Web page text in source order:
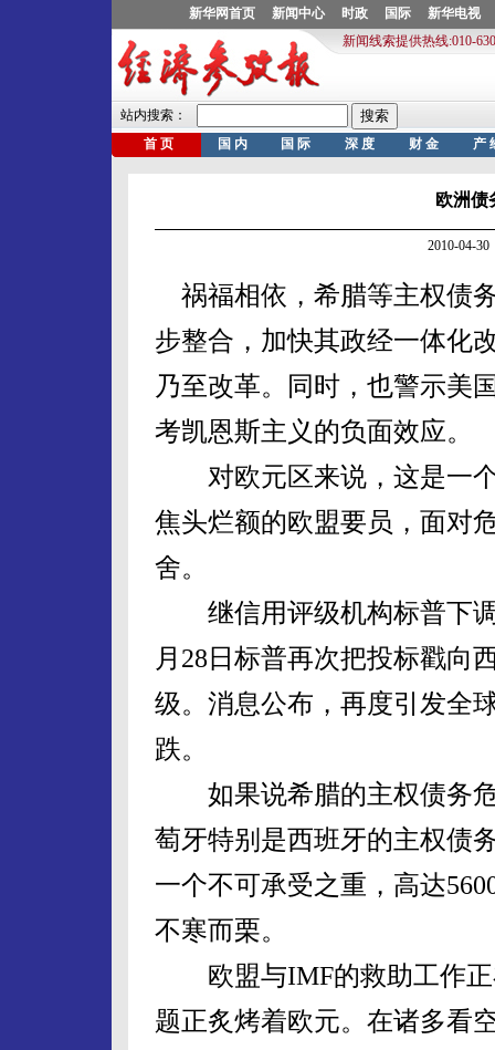
欧洲债
2010-04-
祸福相依，希腊等主权债
步整合，加快其政经一体化
乃至改革。同时，也警示美
考凯恩斯主义的负面效应。
对欧元区来说，这是一个
焦头烂额的欧盟要员，面对
舍。
继信用评级机构标普下调
月28日标普再次把投标戳
级。消息公布，再度引发全
跌。
如果说希腊的主权债务危
萄牙特别是西班牙的主权债
一个不可承受之重，高达
不寒而栗。
欧盟与IMF的救助工作正
题正炙烤着欧元。在诸多看